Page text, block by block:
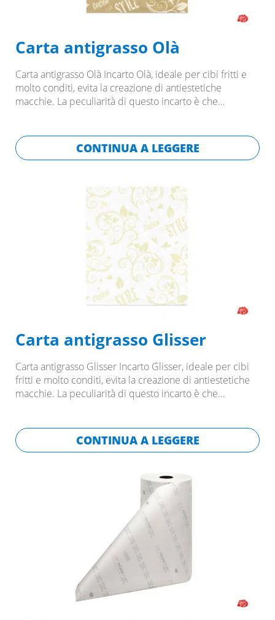
Carta antigrasso Olà
Carta antigrasso Olà Incarto Olà, ideale per cibi fritti e
molto conditi, evita la creazione di antiestetiche
macchie. La peculiarità di questo incarto è che…
CONTINUA A LEGGERE
Carta antigrasso Glisser
Carta antigrasso Glisser Incarto Glisser, ideale per cibi
fritti e molto conditi, evita la creazione di antiestetiche
macchie. La peculiarità di questo incarto è che…
CONTINUA A LEGGERE